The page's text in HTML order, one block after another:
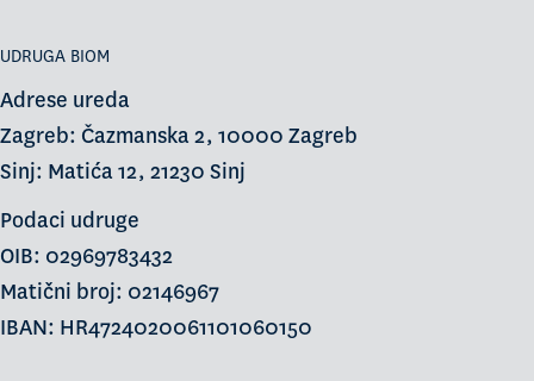
UDRUGA BIOM
Adrese ureda
Zagreb: Čazmanska 2, 10000 Zagreb
Sinj: Matića 12, 21230 Sinj
Podaci udruge
OIB: 02969783432
Matični broj: 02146967
IBAN: HR4724020061101060150